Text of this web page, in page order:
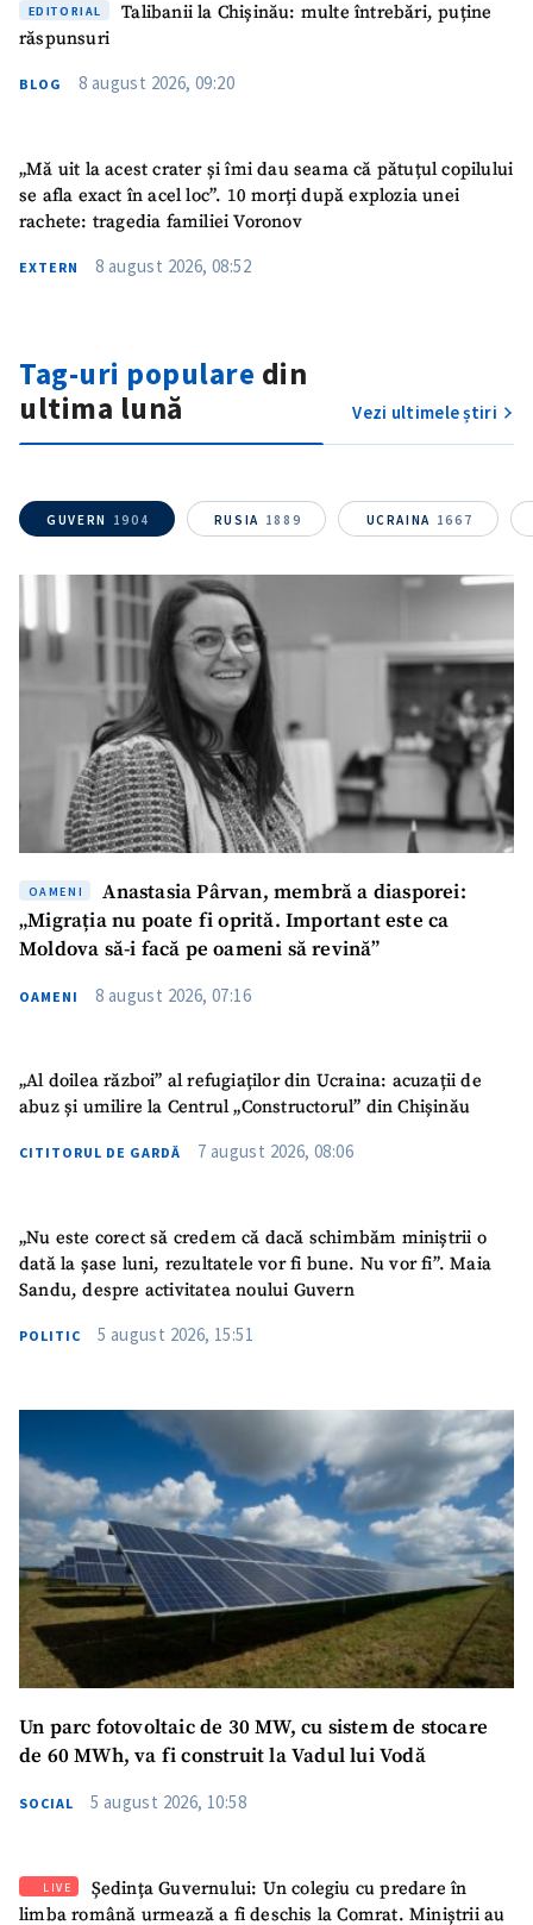
EDITORIAL
Talibanii la Chișinău: multe întrebări, puține
răspunsuri
BLOG 8 august 2026, 09:20
„Mă uit la acest crater și îmi dau seama că pătuțul copilului
se afla exact în acel loc”. 10 morți după explozia unei
rachete: tragedia familiei Voronov
EXTERN 8 august 2026, 08:52
Tag-uri populare din
ultima lună
Vezi ultimele știri
GUVERN 1904 RUSIA 1889 UCRAINA 1667
OAMENI
Anastasia Pârvan, membră a diasporei:
„Migrația nu poate fi oprită. Important este ca
Moldova să-i facă pe oameni să revină”
OAMENI 8 august 2026, 07:16
„Al doilea război” al refugiaților din Ucraina: acuzații de
abuz și umilire la Centrul „Constructorul” din Chișinău
CITITORUL DE GARDĂ 7 august 2026, 08:06
„Nu este corect să credem că dacă schimbăm miniștrii o
dată la șase luni, rezultatele vor fi bune. Nu vor fi”. Maia
Sandu, despre activitatea noului Guvern
POLITIC 5 august 2026, 15:51
Un parc fotovoltaic de 30 MW, cu sistem de stocare
de 60 MWh, va fi construit la Vadul lui Vodă
SOCIAL 5 august 2026, 10:58
LIVE
Ședința Guvernului: Un colegiu cu predare în
limba română urmează a fi deschis la Comrat. Miniștrii au
CONTACT SURSĂ
Sursă anonimă
Email+ Emailul meu
Telefon
+ Telefon personal
confidențialitate.
TRIMITE ȘTIREA